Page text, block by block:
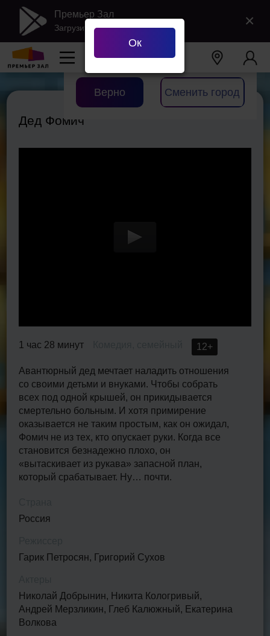
Премьер Зал
Загрузить в Google Play ×
Ваш городЕкатеринбург
Верно Сменить город
Дед Фомич
1 час 28 минут 12+
Авантюрный дед мечтает наладить отношения
со своими детьми и внуками. Чтобы собрать
всех под одной крышей, он прикидывается
смертельно больным. И хотя примирение
оказывается не таким простым, как он ожидал,
Фомич не из тех, кто опускает руки. Когда все
становится безнадежно плохо, он
«вытаскивает из рукава» запасной план,
который срабатывает. Ну… почти.
Россия
Гарик Петросян, Григорий Сухов
Николай Добрынин, Никита Кологривый,
Андрей Мерзликин, Глеб Калюжный, Екатерина
Волкова
Ок